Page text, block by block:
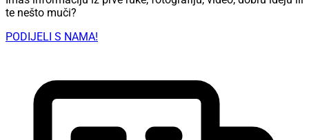
te nešto muči?
PODIJELI S NAMA!